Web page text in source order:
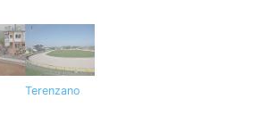
Terenzano